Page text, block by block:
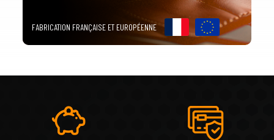
FABRICATION FRANÇAISE ET EUROPÉENNE